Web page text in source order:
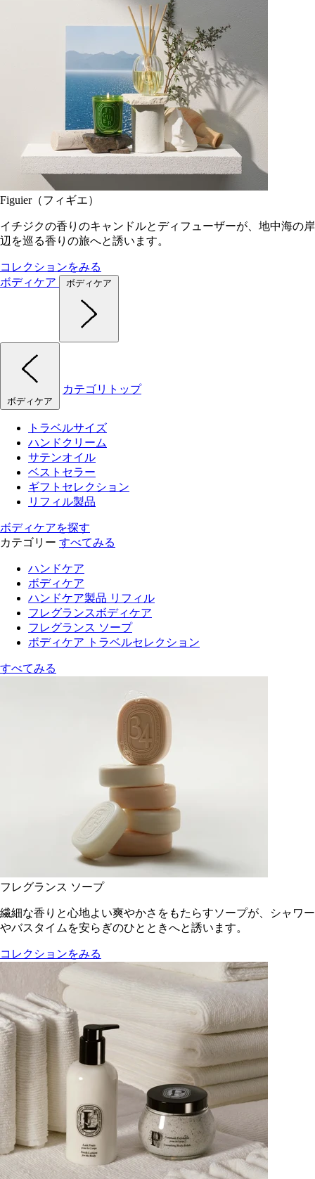
Figuier（フィギエ）
イチジクの香りのキャンドルとディフューザーが、地中海の岸
辺を巡る香りの旅へと誘います。
コレクションをみる
ボディケア
ボディケア
ボディケア
カテゴリトップ
トラベルサイズ
ハンドクリーム
サテンオイル
ベストセラー
ギフトセレクション
リフィル製品
ボディケアを探す
カテゴリー すべてみる
ハンドケア
ボディケア
ハンドケア製品 リフィル
フレグランスボディケア
フレグランス ソープ
ボディケア トラベルセレクション
すべてみる
フレグランス ソープ
繊細な香りと心地よい爽やかさをもたらすソープが、シャワー
やバスタイムを安らぎのひとときへと誘います。
コレクションをみる